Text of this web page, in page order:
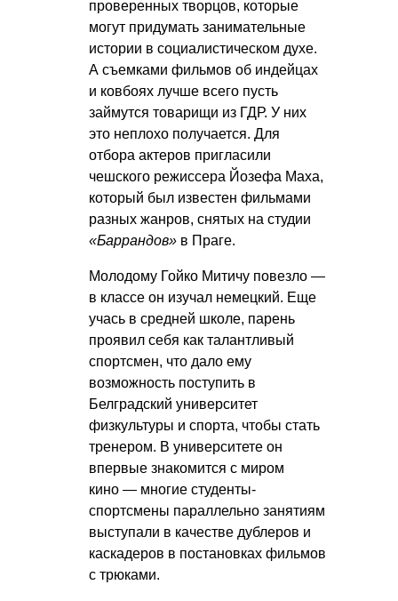
проверенных творцов, которые
могут придумать занимательные
истории в социалистическом духе.
А съемками фильмов об индейцах
и ковбоях лучше всего пусть
займутся товарищи из ГДР. У них
это неплохо получается. Для
отбора актеров пригласили
чешского режиссера Йозефа Маха,
который был известен фильмами
разных жанров, снятых на студии
«Баррандов» в Праге.
Молодому Гойко Митичу повезло —
в классе он изучал немецкий. Еще
учась в средней школе, парень
проявил себя как талантливый
спортсмен, что дало ему
возможность поступить в
Белградский университет
физкультуры и спорта, чтобы стать
тренером. В университете он
впервые знакомится с миром
кино — многие студенты-
спортсмены параллельно занятиям
выступали в качестве дублеров и
каскадеров в постановках фильмов
с трюками.